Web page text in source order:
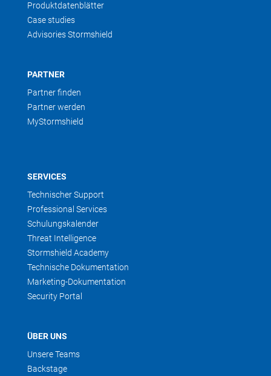
Produktdatenblätter
Case studies
Advisories Stormshield
PARTNER
Partner finden
Partner werden
MyStormshield
SERVICES
Technischer Support
Professional Services
Schulungskalender
Threat Intelligence
Stormshield Academy
Technische Dokumentation
Marketing-Dokumentation
Security Portal
ÜBER UNS
Unsere Teams
Backstage